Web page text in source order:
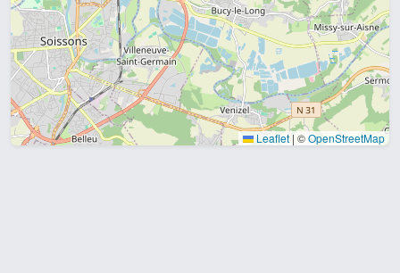
Leaflet | ©OpenStreetMap